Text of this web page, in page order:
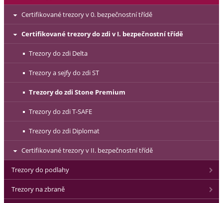
Certifikované trezory v 0. bezpečnostní třídě
Certifikované trezory do zdi v I. bezpečnostní třídě
Trezory do zdi Delta
Trezory a sejfy do zdi ST
Trezory do zdi Stone Premium
Trezory do zdi T-SAFE
Trezory do zdi Diplomat
Certifikované trezory v II. bezpečnostní třídě
Trezory do podlahy
Trezory na zbraně